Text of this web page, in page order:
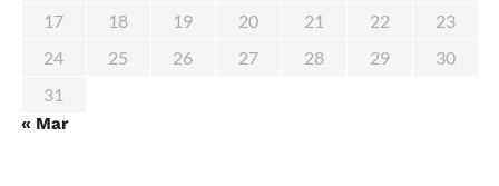
17
18 19 20 21 22
23
24
25 26 27 28 29
30
31
« Mar